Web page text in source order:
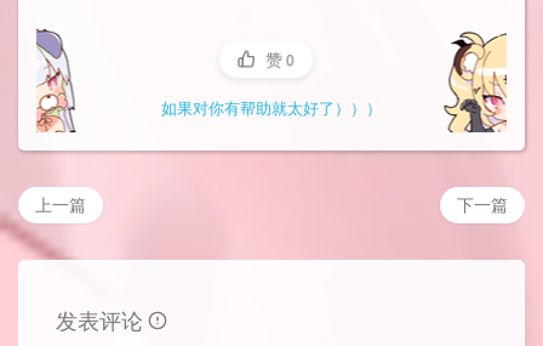
赞0
如果对你有帮助就太好了）））
下一篇
上一篇
发表评论